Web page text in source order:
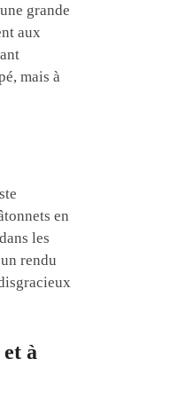
grande
aux
mais à
en
les
rendu
à